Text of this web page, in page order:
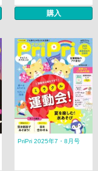
購入
PriPri 2025年7・8月号